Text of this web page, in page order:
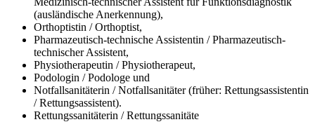
(ausländische Anerkennung),
Orthoptistin / Orthoptist,
Pharmazeutisch-technische Assistentin / Pharmazeutisch-
technischer Assistent,
Physiotherapeutin / Physiotherapeut,
Podologin / Podologe und
Notfallsanitäterin / Notfallsanitäter (früher: Rettungsassistentin
/ Rettungsassistent).
Rettungssanitäterin / Rettungssanitäte